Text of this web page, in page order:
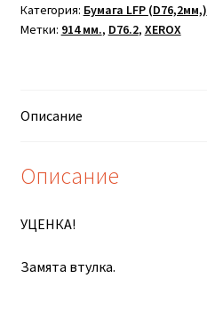
150м
XEROX
75г
Категория: Бумага LFP (D76,2мм,)
Метки: 914 мм., D76.2, XEROX
Описание
Описание
УЦЕНКА!
Замята втулка.